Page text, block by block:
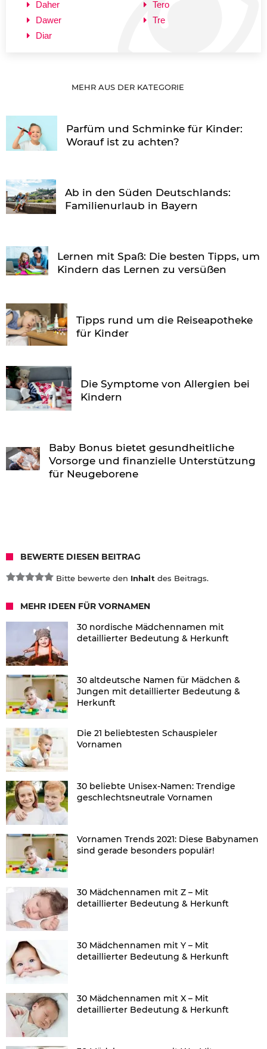
Daher
Dawer
Diar
Tero
Tre
MEHR AUS DER KATEGORIE
Parfüm und Schminke für Kinder:
Worauf ist zu achten?
Ab in den Süden Deutschlands:
Familienurlaub in Bayern
Lernen mit Spaß: Die besten Tipps, um
Kindern das Lernen zu versüßen
Tipps rund um die Reiseapotheke
für Kinder
Die Symptome von Allergien bei
Kindern
Baby Bonus bietet gesundheitliche
Vorsorge und finanzielle Unterstützung
für Neugeborene
BEWERTE DIESEN BEITRAG
Bitte bewerte den Inhalt des Beitrags.
MEHR IDEEN FÜR VORNAMEN
30 nordische Mädchennamen mit
detaillierter Bedeutung & Herkunft
30 altdeutsche Namen für Mädchen &
Jungen mit detaillierter Bedeutung &
Herkunft
Die 21 beliebtesten Schauspieler
Vornamen
30 beliebte Unisex-Namen: Trendige
geschlechtsneutrale Vornamen
Vornamen Trends 2021: Diese Babynamen
sind gerade besonders populär!
30 Mädchennamen mit Z – Mit
detaillierter Bedeutung & Herkunft
30 Mädchennamen mit Y – Mit
detaillierter Bedeutung & Herkunft
30 Mädchennamen mit X – Mit
detaillierter Bedeutung & Herkunft